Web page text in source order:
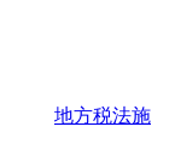
地方税法施